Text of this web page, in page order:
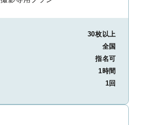
30枚以上
全国
指名可
1時間
1回